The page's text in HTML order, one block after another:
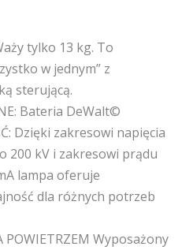
tylko 13 kg. To
w jednym” z
sterującą.
Bateria DeWalt©
Dzięki zakresowi napięcia
200 kV i zakresowi prądu
lampa oferuje
dla różnych potrzeb
POWIETRZEM Wyposażony